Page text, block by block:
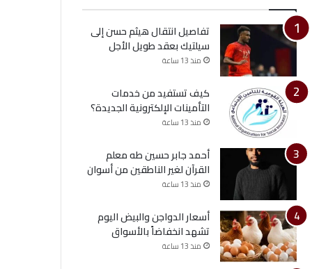
تفاصيل انتقال هيثم حسن إلى
سيلتيك بعقد طويل الأجل
منذ 13 ساعة
كيف تستفيد من خدمات
التأمينات الإلكترونية الجديدة؟
منذ 13 ساعة
أحمد جابر حسين طه معلم
القرآن لغير الناطقين من أسوان
منذ 13 ساعة
أسعار الدواجن والبيض اليوم
تشهد انخفاضاً بالأسواق
منذ 13 ساعة